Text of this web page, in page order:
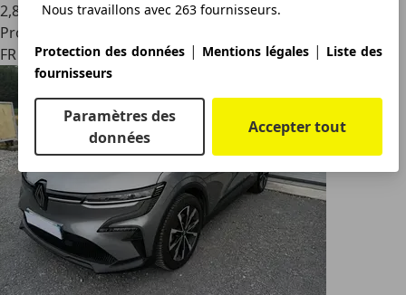
2,8
Professionnel
FR 92130
Nous travaillons avec 263 fournisseurs.
Protection des données | Mentions légales | Liste des
fournisseurs
Paramètres des
données
Accepter tout